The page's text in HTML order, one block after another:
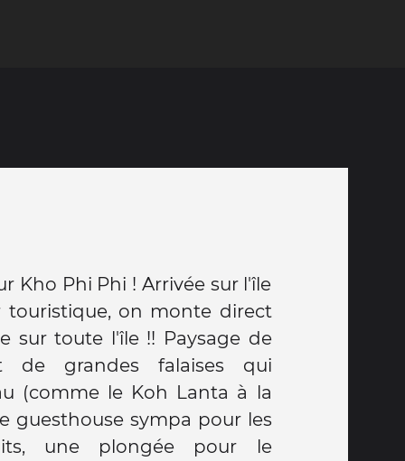
Kho Phi Phi ! Arrivée sur l'île
touristique, on monte direct
sur toute l'île !! Paysage de
de grandes falaises qui
(comme le Koh Lanta à la
guesthouse sympa pour les
une plongée pour le